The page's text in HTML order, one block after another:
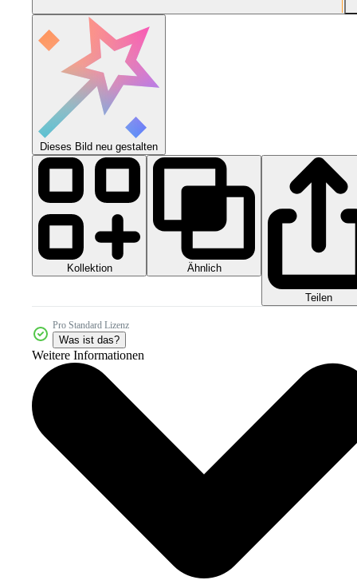
Dieses Bild neu gestalten
Kollektion Ähnlich
Teilen
Pro Standard Lizenz
Was ist das?
Weitere Informationen